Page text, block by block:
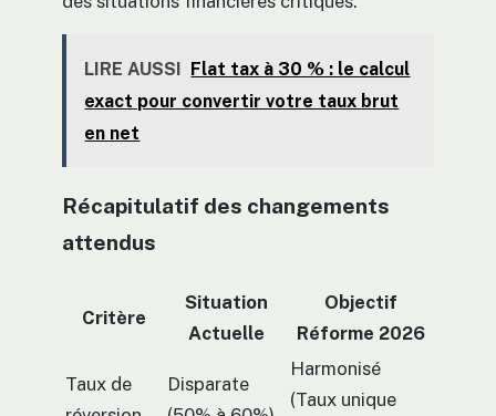
LIRE AUSSI Flat tax à 30 % : le calcul
exact pour convertir votre taux brut
en net
Récapitulatif des changements
attendus
Critère
Situation
Actuelle
Objectif
Réforme 2026
Taux de
Disparate
Harmonisé
(Taux unique